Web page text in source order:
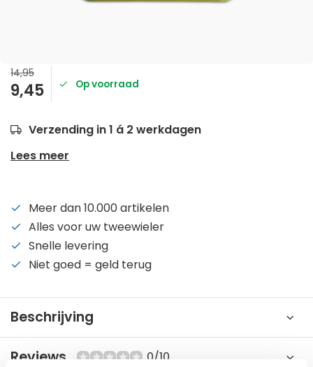
14,95
9,45 Op voorraad
Verzending in 1 á 2 werkdagen
Lees meer
Meer dan 10.000 artikelen
Alles voor uw tweewieler
Snelle levering
Niet goed = geld terug
Beschrijving
Reviews 0/10